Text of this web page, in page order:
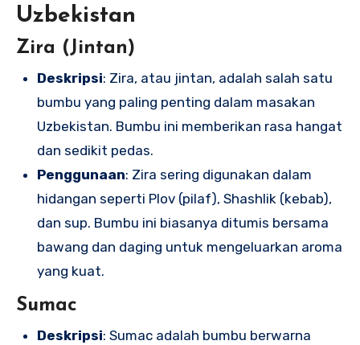
Uzbekistan
Zira (Jintan)
Deskripsi: Zira, atau jintan, adalah salah satu
bumbu yang paling penting dalam masakan
Uzbekistan. Bumbu ini memberikan rasa hangat
dan sedikit pedas.
Penggunaan: Zira sering digunakan dalam
hidangan seperti Plov (pilaf), Shashlik (kebab),
dan sup. Bumbu ini biasanya ditumis bersama
bawang dan daging untuk mengeluarkan aroma
yang kuat.
Sumac
Deskripsi: Sumac adalah bumbu berwarna